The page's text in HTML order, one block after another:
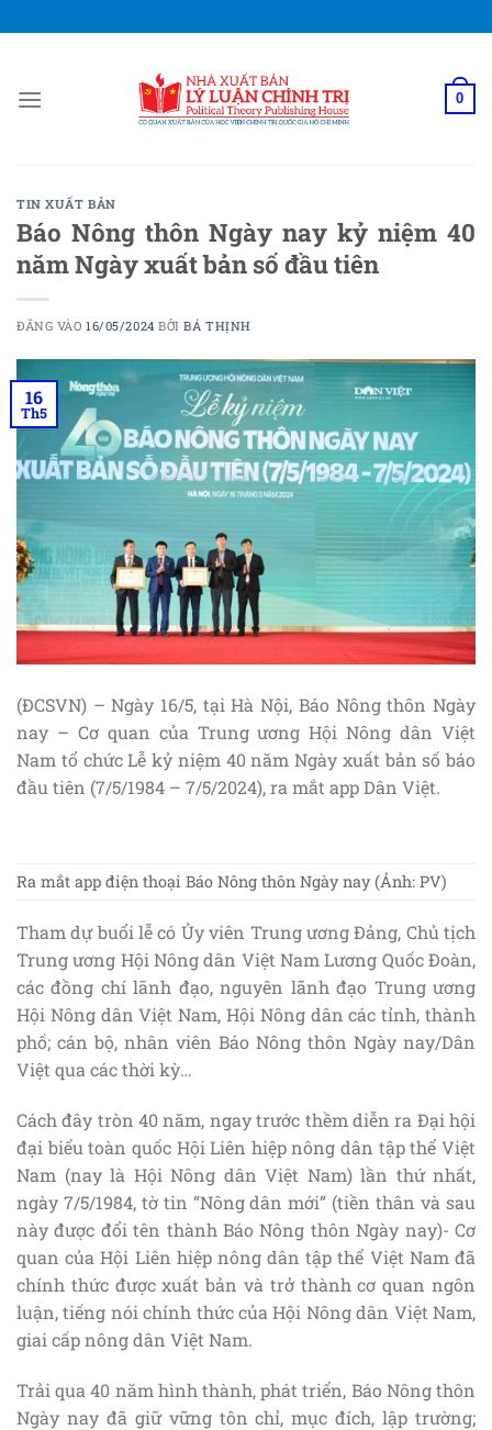
qua
dung
0
TIN XUẤT BẢN
Báo Nông thôn Ngày nay kỷ niệm 40
năm Ngày xuất bản số đầu tiên
ĐĂNG VÀO16/05/2024 BỞIBÁ THỊNH
16
Th5
(ĐCSVN) – Ngày 16/5, tại Hà Nội, Báo Nông thôn Ngày
nay – Cơ quan của Trung ương Hội Nông dân Việt
Nam tổ chức Lễ kỷ niệm 40 năm Ngày xuất bản số báo
đầu tiên (7/5/1984 – 7/5/2024), ra mắt app Dân Việt.
Ra mắt app điện thoại Báo Nông thôn Ngày nay (Ảnh: PV)
Tham dự buổi lễ có Ủy viên Trung ương Đảng, Chủ tịch
Trung ương Hội Nông dân Việt Nam Lương Quốc Đoàn,
các đồng chí lãnh đạo, nguyên lãnh đạo Trung ương
Hội Nông dân Việt Nam, Hội Nông dân các tỉnh, thành
phố; cán bộ, nhân viên Báo Nông thôn Ngày nay/Dân
Việt qua các thời kỳ…
Cách đây tròn 40 năm, ngay trước thềm diễn ra Đại hội
đại biểu toàn quốc Hội Liên hiệp nông dân tập thể Việt
Nam (nay là Hội Nông dân Việt Nam) lần thứ nhất,
ngày 7/5/1984, tờ tin “Nông dân mới” (tiền thân và sau
này được đổi tên thành Báo Nông thôn Ngày nay)- Cơ
quan của Hội Liên hiệp nông dân tập thể Việt Nam đã
chính thức được xuất bản và trở thành cơ quan ngôn
luận, tiếng nói chính thức của Hội Nông dân Việt Nam,
giai cấp nông dân Việt Nam.
Trải qua 40 năm hình thành, phát triển, Báo Nông thôn
Ngày nay đã giữ vững tôn chỉ, mục đích, lập trường;